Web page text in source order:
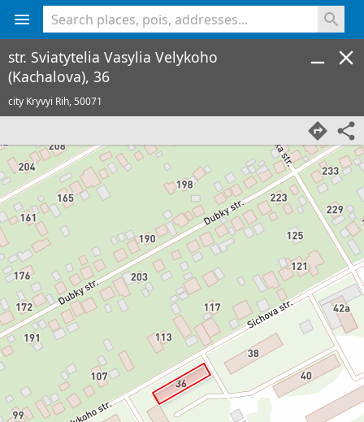
str. Sviatytelia Vasylia Velykoho
(Kachalova), 36
city Kryvyi Rih,50071
<% console.log(hcard) %>